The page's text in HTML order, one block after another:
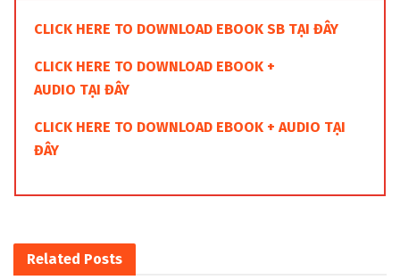
CLICK HERE TO DOWNLOAD EBOOK SB TẠI ĐÂY
CLICK HERE TO DOWNLOAD EBOOK +
AUDIO TẠI ĐÂY
CLICK HERE TO DOWNLOAD EBOOK + AUDIO TẠI
ĐÂY
Related Posts